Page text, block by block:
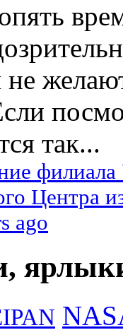
не
так...
Центра
ago